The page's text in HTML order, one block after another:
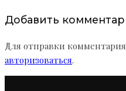
Добавить
Для отправки
авторизоваться.